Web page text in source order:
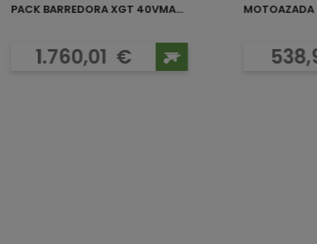
PACK BARREDORA XGT 40VMAX...
Precio
1.760,01 €
MOTOAZADA